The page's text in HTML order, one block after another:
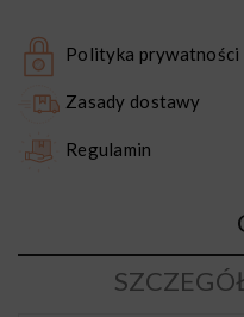
Polityka prywatności
Zasady dostawy
Regulamin